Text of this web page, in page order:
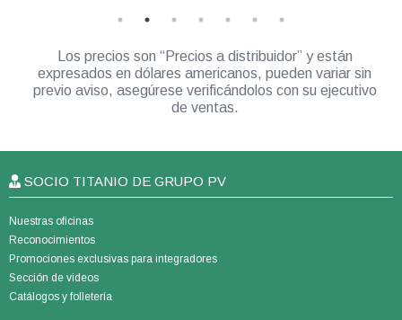
Los precios son “Precios a distribuidor” y están
expresados en dólares americanos, pueden variar sin
previo aviso, asegúrese verificándolos con su ejecutivo
de ventas.
SOCIO TITANIO DE GRUPO PV
Nuestras oficinas
Reconocimientos
Promociones exclusivas para integradores
Sección de videos
Catálogos y folletería